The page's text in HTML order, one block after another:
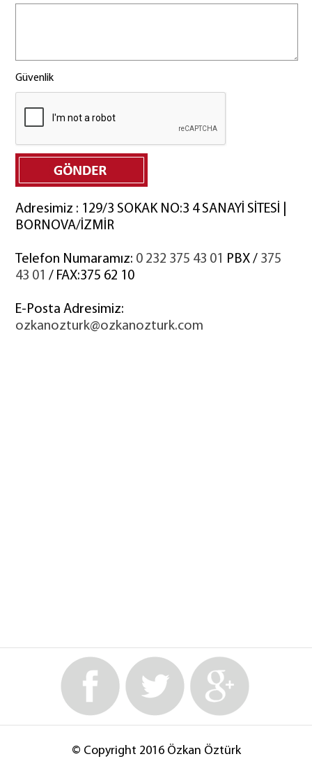
Güvenlik
Adresimiz : 129/3 SOKAK NO:3 4 SANAYİ SİTESİ |
BORNOVA/İZMİR
Telefon Numaramız: 0 232 375 43 01 PBX / 375
43 01 / FAX:375 62 10
E-Posta Adresimiz:
ozkanozturk@ozkanozturk.com
© Copyright 2016 Özkan Öztürk